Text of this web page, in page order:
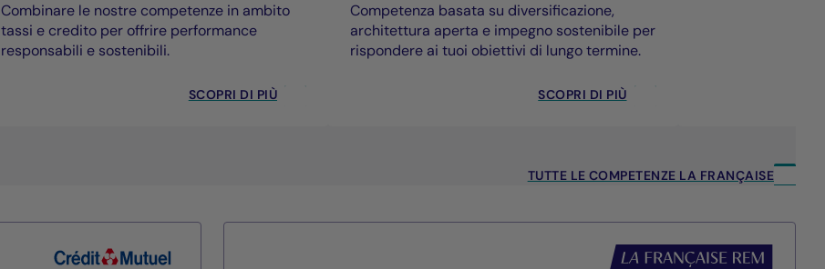
Combinare le nostre competenze in ambito
tassi e credito per offrire performance
responsabili e sostenibili.
SCOPRI DI PIÙ
Competenza basata su diversificazione,
architettura aperta e impegno sostenibile per
rispondere ai tuoi obiettivi di lungo termine.
SCOPRI DI PIÙ
TUTTE LE COMPETENZE LA FRANÇAISE